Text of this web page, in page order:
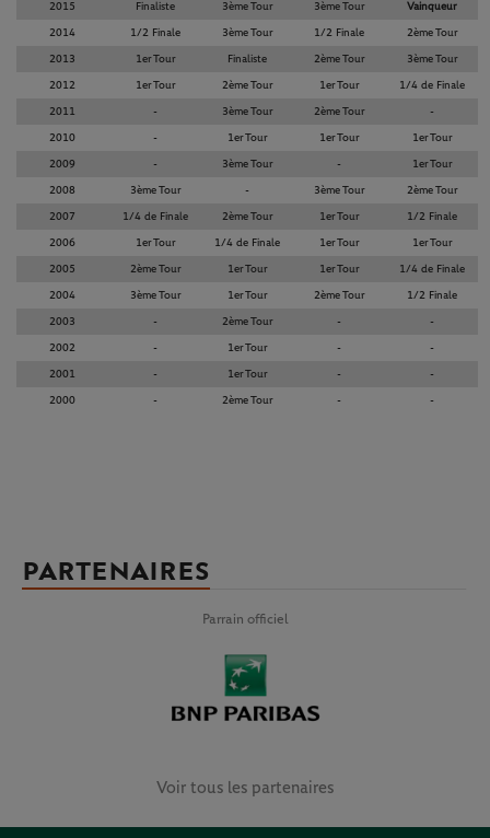
2015 Finaliste 3ème Tour 3ème Tour Vainqueur
2014 1/2 Finale 3ème Tour 1/2 Finale 2ème Tour
2013 1er Tour Finaliste 2ème Tour 3ème Tour
2012 1er Tour 2ème Tour 1er Tour 1/4 de Finale
2011 - 3ème Tour 2ème Tour -
2010 - 1er Tour 1er Tour 1er Tour
2009 - 3ème Tour - 1er Tour
2008 3ème Tour - 3ème Tour 2ème Tour
2007 1/4 de Finale 2ème Tour 1er Tour 1/2 Finale
2006 1er Tour 1/4 de Finale 1er Tour 1er Tour
2005 2ème Tour 1er Tour 1er Tour 1/4 de Finale
2004 3ème Tour 1er Tour 2ème Tour 1/2 Finale
2003 - 2ème Tour - -
2002 - 1er Tour - -
2001 - 1er Tour - -
2000 - 2ème Tour - -
PARTENAIRES
Parrain officiel
Voir tous les partenaires